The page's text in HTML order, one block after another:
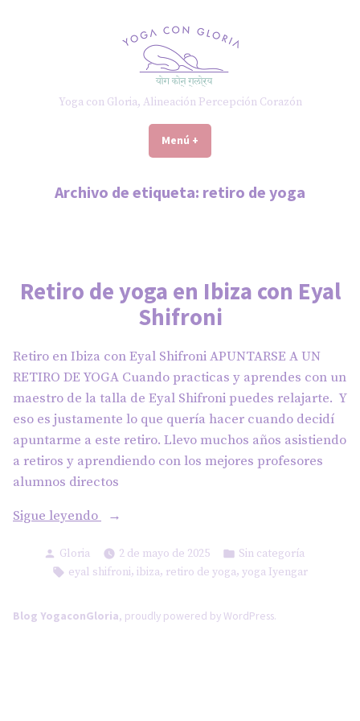
Yoga con Gloria, Alineación Percepción Corazón
Menú +
Archivo de etiqueta: retiro de yoga
Retiro de yoga en Ibiza con Eyal
Shifroni
Retiro en Ibiza con Eyal Shifroni APUNTARSE A UN
RETIRO DE YOGA Cuando practicas y aprendes con un
maestro de la talla de Eyal Shifroni puedes relajarte. Y
eso es justamente lo que quería hacer cuando decidí
apuntarme a este retiro. Llevo muchos años asistiendo
a retiros y aprendiendo con los mejores profesores
alumnos directos
Sigue leyendo
«Retiro
yoga
en
con
Publicado
por
Gloria 2 de mayo de 2025
Publicado
en
Sin categoría
Etiquetas:
eyal shifroni, ibiza, retiro de yoga, yoga Iyengar
Blog YogaconGloria, proudly powered by WordPress.